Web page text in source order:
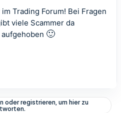
Trading Forum! Bei Fragen
viele Scammer da
🙂
oder registrieren, um hier zu